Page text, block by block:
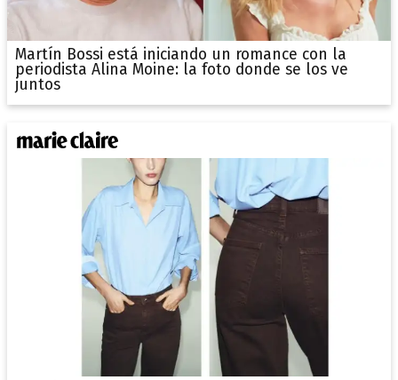
Martín Bossi está iniciando un romance con la
periodista Alina Moine: la foto donde se los ve
juntos